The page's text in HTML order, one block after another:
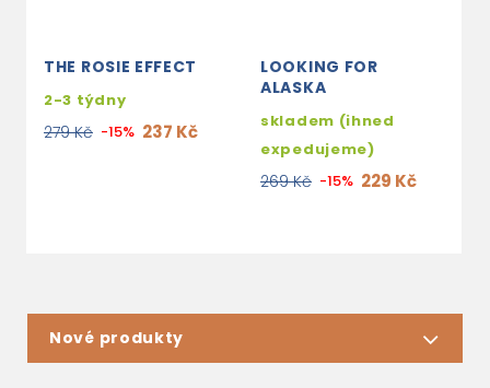
THE ROSIE EFFECT
2-3 týdny
279 Kč -15% 237 Kč
LOOKING FOR
ALASKA
skladem (ihned
expedujeme)
269 Kč -15% 229 Kč
Nové produkty